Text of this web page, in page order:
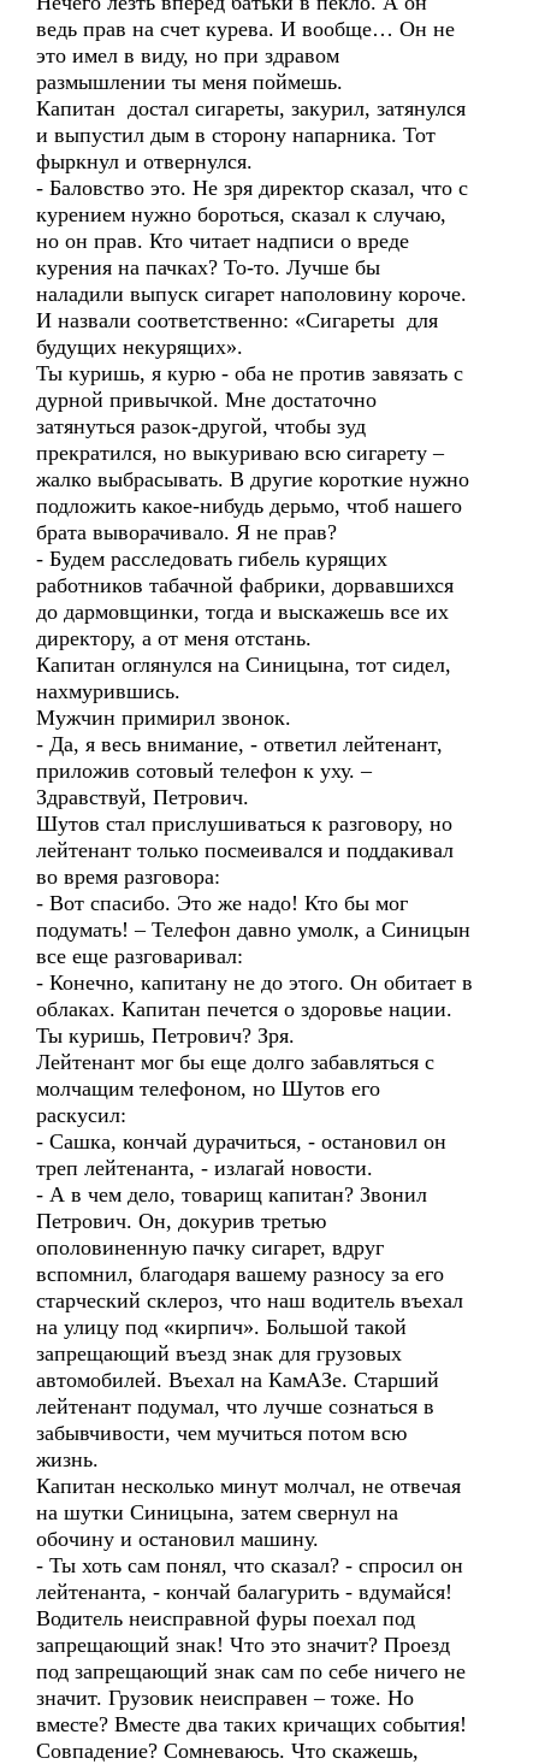
ведь прав на счет курева. И вообще… Он не
это имел в виду, но при здравом
размышлении ты меня поймешь.
Капитан достал сигареты, закурил, затянулся
и выпустил дым в сторону напарника. Тот
фыркнул и отвернулся.
- Баловство это. Не зря директор сказал, что с
курением нужно бороться, сказал к случаю,
но он прав. Кто читает надписи о вреде
курения на пачках? То-то. Лучше бы
наладили выпуск сигарет наполовину короче.
И назвали соответственно: «Сигареты для
будущих некурящих».
Ты куришь, я курю - оба не против завязать с
дурной привычкой. Мне достаточно
затянуться разок-другой, чтобы зуд
прекратился, но выкуриваю всю сигарету –
жалко выбрасывать. В другие короткие нужно
подложить какое-нибудь дерьмо, чтоб нашего
брата выворачивало. Я не прав?
- Будем расследовать гибель курящих
работников табачной фабрики, дорвавшихся
до дармовщинки, тогда и выскажешь все их
директору, а от меня отстань.
Капитан оглянулся на Синицына, тот сидел,
нахмурившись.
Мужчин примирил звонок.
- Да, я весь внимание, - ответил лейтенант,
приложив сотовый телефон к уху. –
Здравствуй, Петрович.
Шутов стал прислушиваться к разговору, но
лейтенант только посмеивался и поддакивал
во время разговора:
- Вот спасибо. Это же надо! Кто бы мог
подумать! – Телефон давно умолк, а Синицын
все еще разговаривал:
- Конечно, капитану не до этого. Он обитает в
облаках. Капитан печется о здоровье нации.
Ты куришь, Петрович? Зря.
Лейтенант мог бы еще долго забавляться с
молчащим телефоном, но Шутов его
раскусил:
- Сашка, кончай дурачиться, - остановил он
треп лейтенанта, - излагай новости.
- А в чем дело, товарищ капитан? Звонил
Петрович. Он, докурив третью
ополовиненную пачку сигарет, вдруг
вспомнил, благодаря вашему разносу за его
старческий склероз, что наш водитель въехал
на улицу под «кирпич». Большой такой
запрещающий въезд знак для грузовых
автомобилей. Въехал на КамАЗе. Старший
лейтенант подумал, что лучше сознаться в
забывчивости, чем мучиться потом всю
жизнь.
Капитан несколько минут молчал, не отвечая
на шутки Синицына, затем свернул на
обочину и остановил машину.
- Ты хоть сам понял, что сказал? - спросил он
лейтенанта, - кончай балагурить - вдумайся!
Водитель неисправной фуры поехал под
запрещающий знак! Что это значит? Проезд
под запрещающий знак сам по себе ничего не
значит. Грузовик неисправен – тоже. Но
вместе? Вместе два таких кричащих события!
Совпадение? Сомневаюсь. Что скажешь,